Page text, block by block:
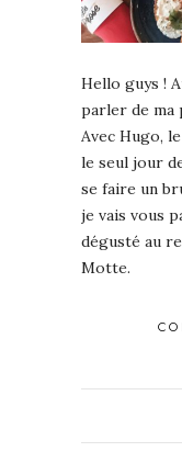
Hello guys !
parler de ma
Avec Hugo,
le seul jour
se faire un
je vais vous
dégusté au
Motte.